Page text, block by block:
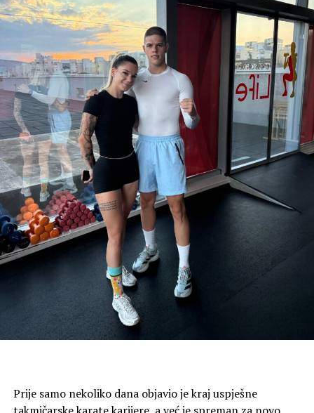
Prije samo nekoliko dana objavio je kraj uspješne
takmičarske karate karijere, a već je spreman za novo